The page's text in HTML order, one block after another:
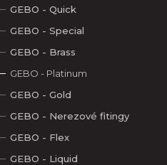
GEBO - Quick
GEBO - Special
GEBO - Brass
GEBO - Platinum
GEBO - Gold
GEBO - Nerezové fitingy
GEBO - Flex
GEBO - Liquid